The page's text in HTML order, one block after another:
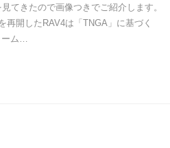
てきたので画像つきでご紹介します。
再開したRAV4は「TNGA」に基づく
ーム…